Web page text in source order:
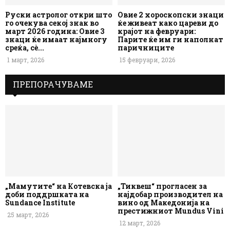
Руски астролог откри што
го очекува секој знак во
март 2026 година: Овие 3
знаци ќе имаат најмногу
среќа, сè...
1 март, 2026
Овие 2 хороскопски знаци
ќе живеат како цареви до
крајот на февруари:
Парите ќе им ги наполнат
паричниците
15 февруари, 2026
ПРЕПОРАЧУВАМЕ
„Мамутите“ на Котевска ја
доби поддршката на
Sundance Institute
25 март, 2026
„Тиквеш“ прогласен за
најдобар производител на
вино од Македонија на
престижниот Mundus Vini
12 март, 2026